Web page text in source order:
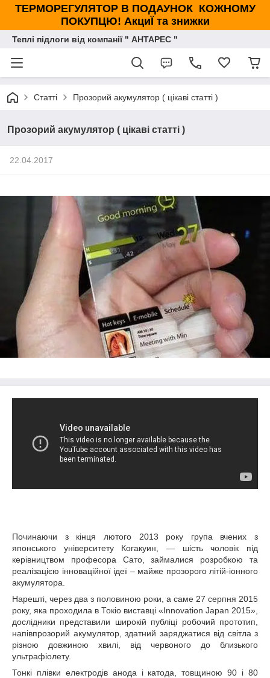
ТЕРМОРЕГУЛЯТОР В ПОДАУНОК КОЖНОМУ
ПОКУПЦЮ! АкциЇ та знижки
Теплі підлоги від компанії " АНТАРЕС "
Статті Прозорий акумулятор ( цікаві статті )
Прозорий акумулятор ( цікаві статті )
22.04.2017
Починаючи з кінця лютого 2013 року група вчених з
японського університету Когакуин, ― шість чоловік під
керівництвом професора Сато, займалися розробкою та
реалізацією інноваційної ідеї – майже прозорого літій-іонного
акумулятора.
Нарешті, через два з половиною роки, а саме 27 серпня 2015
року, яка проходила в Токіо виставці «Innovation Japan 2015»,
дослідники представили широкій публіці робочий прототип,
напівпрозорий акумулятор, здатний заряджатися від світла з
різною довжиною хвилі, від червоного до близького
ультрафіолету.
Тонкі плівки електродів анода і катода, товщиною 90 і 80